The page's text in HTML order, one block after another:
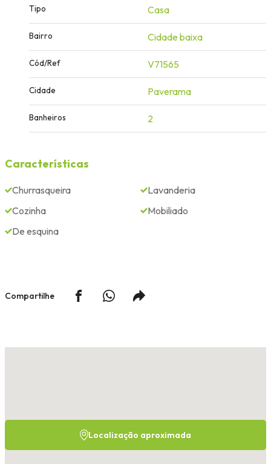
Tipo Casa
Bairro Cidade baixa
Cód/Ref V71565
Cidade Paverama
Banheiros 2
Características
Churrasqueira
Cozinha
De esquina
Lavanderia
Mobiliado
Compartilhe
Localização aproximada